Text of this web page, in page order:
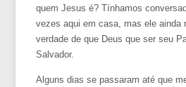
quem Jesus é? Tínhamos
vezes aqui em casa, mas ele ainda
verdade de que Deus que ser seu
Salvador.
Alguns dias se passaram até que